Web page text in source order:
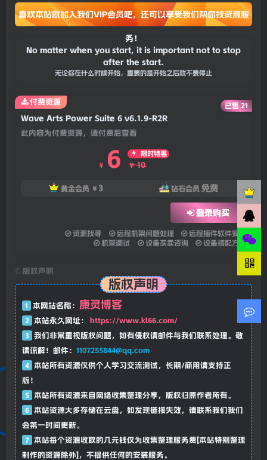
喜欢本站就加入我们VIP会员吧，还可以享受我们帮你找资源服
务！
No matter when you start, it is important not to stop
after the start.
无论你在什么时候开始，重要的是开始之后就不要停止
Wave Arts Power Suite 6 v6.1.9-R2R
此内容为付费资源，请付费后查看
￥ 6 限时特惠
￥ 10
黄金会员 ￥ 3 钻石会员 免费
登录购买
资源找寻 远程机架问题处理
远程插件软件安装
机架调试
设备买卖咨询 设备搭配方案
付费资源 已售 21
© 版权声明
版权声明
1 本网站名称： 康灵博客
2 本站永久网址： https://www.kl66.com/
3 我们非常重视版权问题，如有侵权请邮件与我们联系处理。敬
请谅解！邮件： 1107255844@qq.com
4
本站所有资源仅供个人学习交流测试，长期/商用请支持正
版！
5
本站所有资源来自网络收集整理分享，版权归原作者所有。
6
本站资源大多存储在云盘，如发现链接失效，请联系我们我们
会第一时间更新。
7
本站每个资源收取的几元钱仅为收集整理服务费[本站特别整理
制作的资源除外]，不提供任何的安装服务。